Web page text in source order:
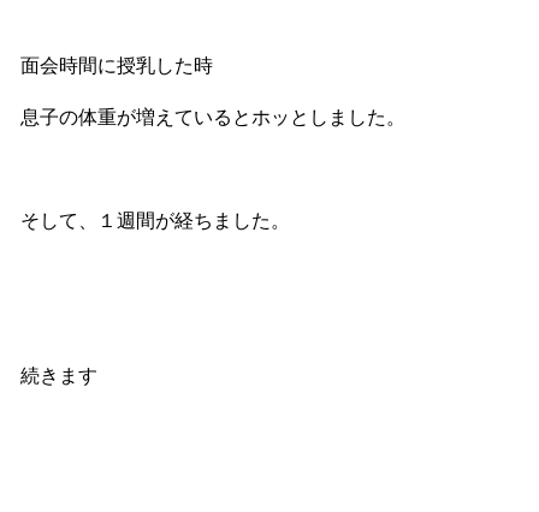
面会時間に授乳した時
息子の体重が増えているとホッとしました。
そして、１週間が経ちました。
続きます